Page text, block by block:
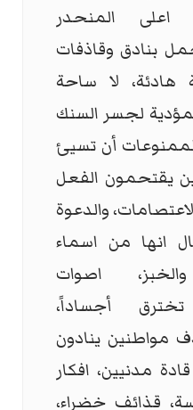
اعلى المنحدر
بنادق وقاذفات
هادئة، لا ساحة
لجسر السنك
أن تسيئ
يقتحمون الفعل
والدعوة
انها من اسماء
اصوات
تخترق أجساداً،
مواطنين ينادون
مدنيين، افكار
قذائف خضراء،